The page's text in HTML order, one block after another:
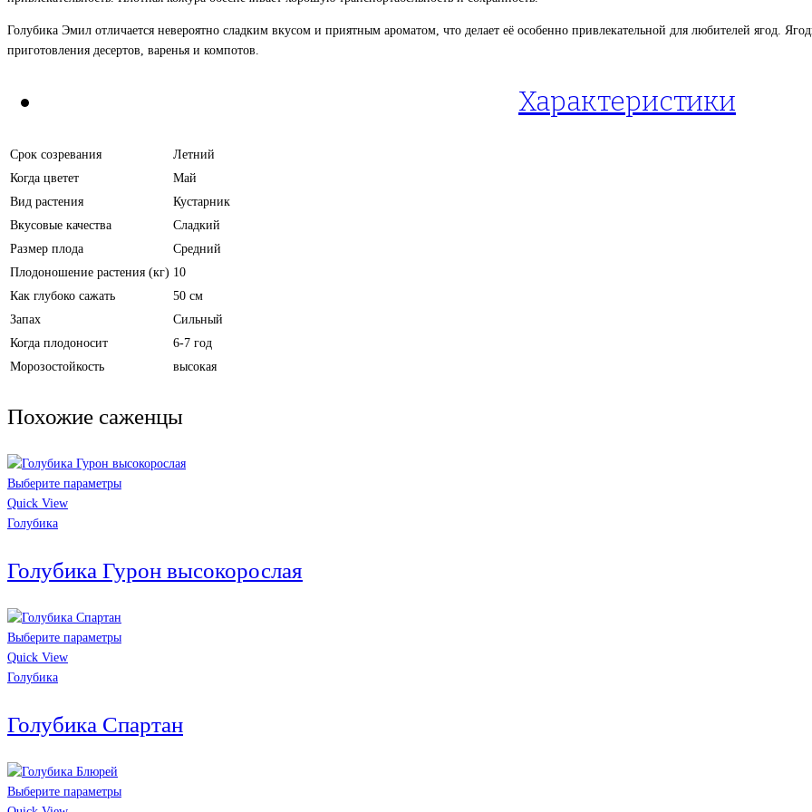
Голубика Эмил отличается невероятно сладким вкусом и приятным ароматом, что делает её особенно привлекательной для любителей ягод.
приготовления десертов, варенья и компотов.
Характеристики
Срок созревания
Летний
Когда цветет
Май
Вид растения
Кустарник
Вкусовые качества
Сладкий
Размер плода
Средний
Плодоношение растения (кг) 10
Как глубоко сажать
50 см
Запах
Сильный
Когда плодоносит
6-7 год
Морозостойкость
высокая
Похожие саженцы
Выберите параметры
Quick View
Голубика
Голубика Гурон высокорослая
Выберите параметры
Quick View
Голубика
Голубика Спартан
Выберите параметры